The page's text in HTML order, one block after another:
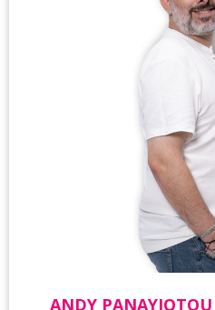
ANDY PANAYIOTOU